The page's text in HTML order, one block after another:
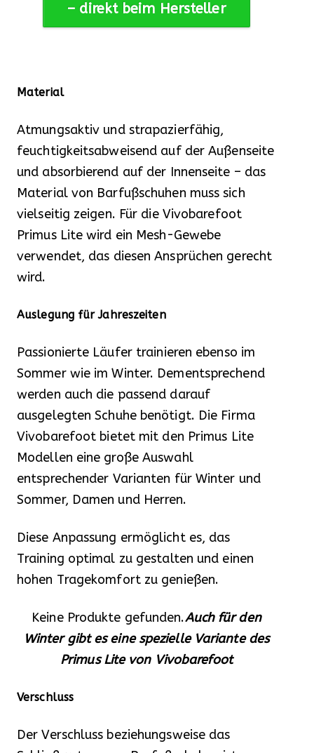
– direkt beim Hersteller
Material
Atmungsaktiv und strapazierfähig,
feuchtigkeitsabweisend auf der Außenseite
und absorbierend auf der Innenseite – das
Material von Barfußschuhen muss sich
vielseitig zeigen. Für die Vivobarefoot
Primus Lite wird ein Mesh-Gewebe
verwendet, das diesen Ansprüchen gerecht
wird.
Auslegung für Jahreszeiten
Passionierte Läufer trainieren ebenso im
Sommer wie im Winter. Dementsprechend
werden auch die passend darauf
ausgelegten Schuhe benötigt. Die Firma
Vivobarefoot bietet mit den Primus Lite
Modellen eine große Auswahl
entsprechender Varianten für Winter und
Sommer, Damen und Herren.
Diese Anpassung ermöglicht es, das
Training optimal zu gestalten und einen
hohen Tragekomfort zu genießen.
Keine Produkte gefunden.Auch für den
Winter gibt es eine spezielle Variante des
Primus Lite von Vivobarefoot
Verschluss
Der Verschluss beziehungsweise das